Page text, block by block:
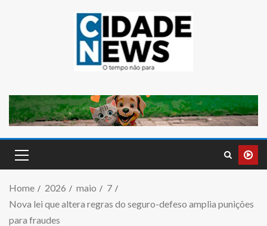
Home 2026 maio
7
Nova lei que altera regras do seguro-defeso amplia punições
para fraudes